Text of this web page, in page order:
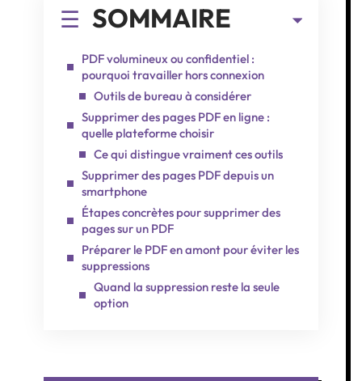
SOMMAIRE
PDF volumineux ou confidentiel :
pourquoi travailler hors connexion
Outils de bureau à considérer
Supprimer des pages PDF en ligne :
quelle plateforme choisir
Ce qui distingue vraiment ces outils
Supprimer des pages PDF depuis un
smartphone
Étapes concrètes pour supprimer des
pages sur un PDF
Préparer le PDF en amont pour éviter les
suppressions
Quand la suppression reste la seule
option